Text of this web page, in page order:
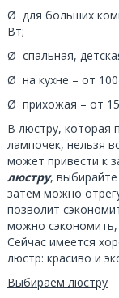
Ø для больших
Вт;
Ø спальная,
Ø на кухне – от
Ø прихожая – от
В люстру, которая
лампочек, нельзя
может привести к
люстру,
затем можно
позволит
можно сэкономить,
Сейчас имеется
люстр: красиво и
Выбираем люстру